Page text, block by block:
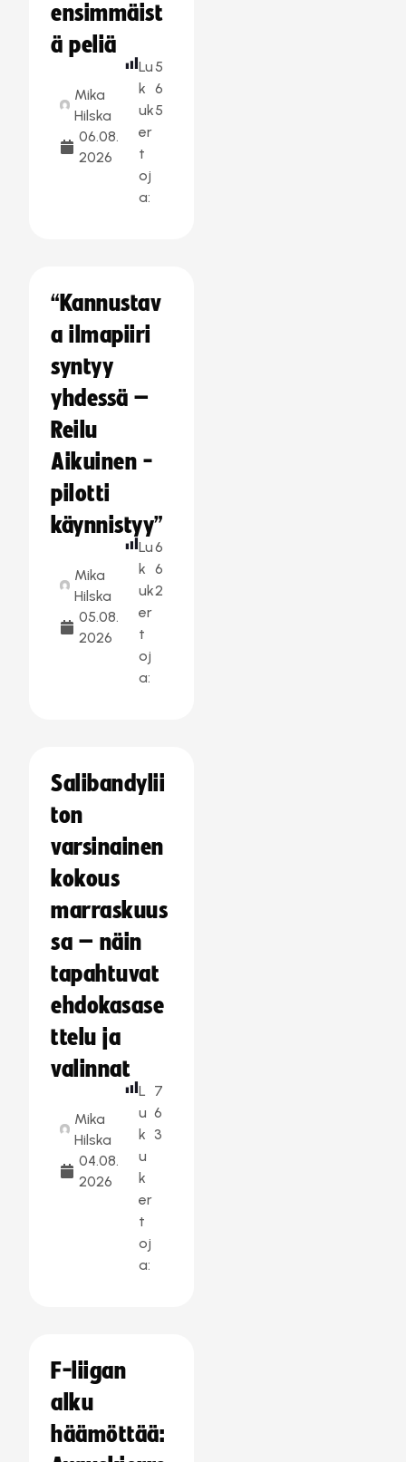
ensimmäist
ä peliä
Mika
Hilska
06.08.
2026
Lu
k
uk
er
t
oj
a:
5
6
5
“Kannustav
a ilmapiiri
syntyy
yhdessä –
Reilu
Aikuinen -
pilotti
käynnistyy”
Mika
Hilska
05.08.
2026
Lu
k
uk
er
t
oj
a:
6
6
2
Salibandylii
ton
varsinainen
kokous
marraskuus
sa – näin
tapahtuvat
ehdokasase
ttelu ja
valinnat
Mika
Hilska
04.08.
2026
L
u
k
u
k
er
t
oj
a:
7
6
3
F-liigan
alku
häämöttää: